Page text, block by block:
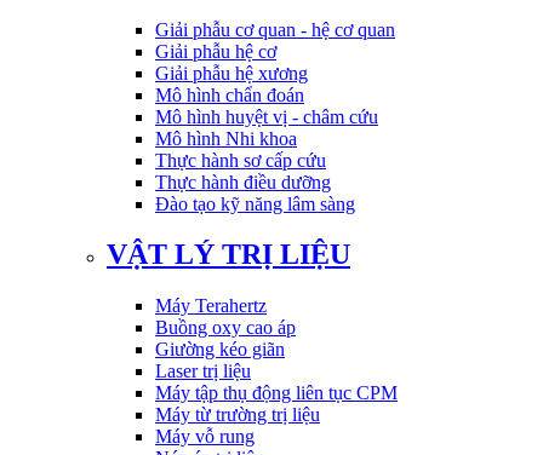
Giải phẫu cơ quan - hệ cơ quan
Giải phẫu hệ cơ
Giải phẫu hệ xương
Mô hình chẩn đoán
Mô hình huyệt vị - châm cứu
Mô hình Nhi khoa
Thực hành sơ cấp cứu
Thực hành điều dưỡng
Đào tạo kỹ năng lâm sàng
VẬT LÝ TRỊ LIỆU
Máy Terahertz
Buồng oxy cao áp
Giường kéo giãn
Laser trị liệu
Máy tập thụ động liên tục CPM
Máy từ trường trị liệu
Máy vỗ rung